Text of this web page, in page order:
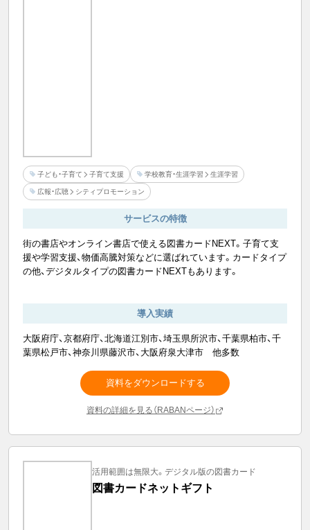
子ども・子育て 子育て支援 学校教育・生涯学習 生涯学習
広報・広聴 シティプロモーション
サービスの特徴
街の書店やオンライン書店で使える図書カードNEXT。子育て支
援や学習支援、物価高騰対策などに選ばれています。カードタイプ
の他、デジタルタイプの図書カードNEXTもあります。
導入実績
大阪府庁、京都府庁、北海道江別市、埼玉県所沢市、千葉県柏市、千
葉県松戸市、神奈川県藤沢市、大阪府泉大津市 他多数
資料をダウンロードする
資料の詳細を見る（RABANページ）
活用範囲は無限大。デジタル版の図書カード
図書カードネットギフト